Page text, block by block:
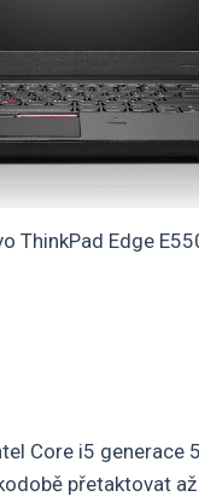
ThinkPad Edge
Core i5 generace
přetaktovat